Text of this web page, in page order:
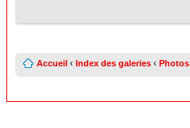
Accueil ‹ Index des galeries ‹ Photos